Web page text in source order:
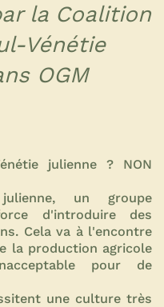
la Coalition
Vénétie
OGM
julienne ? NON
un groupe
d'introduire des
Cela va à l'encontre
la production agricole
pour de
une culture très